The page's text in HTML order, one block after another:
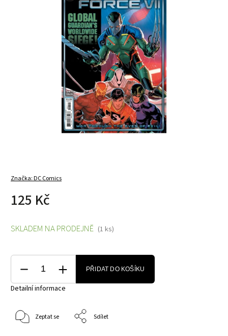
Značka:DC Comics
125 Kč
SKLADEM NA PRODEJNĚ (1 ks)
PŘIDAT DO KOŠÍKU
Detailní informace
Zeptat se Sdílet